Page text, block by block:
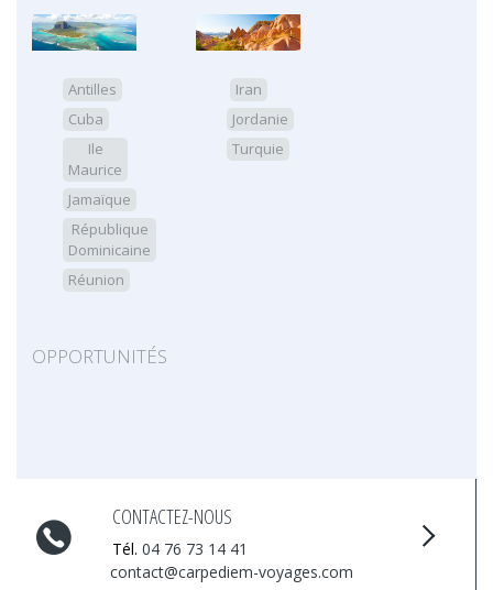
Antilles
Cuba
Ile
Maurice
Jamaïque
République
Dominicaine
Réunion
Iran
Jordanie
Turquie
OPPORTUNITÉS
CONTACTEZ-NOUS
Tél. 04 76 73 14 41
contact@carpediem-voyages.com